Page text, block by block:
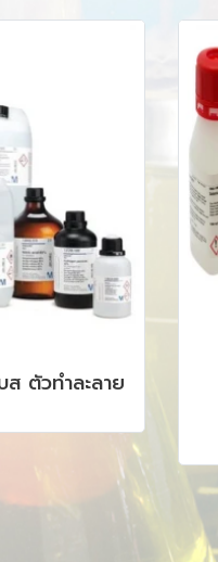
ส ตัวทำละลาย